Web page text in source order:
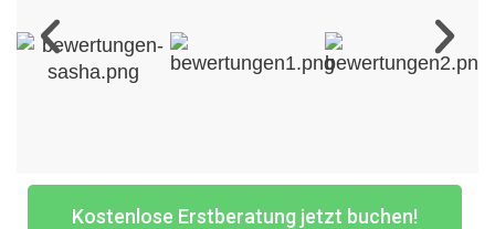
Kostenlose Erstberatung jetzt buchen!